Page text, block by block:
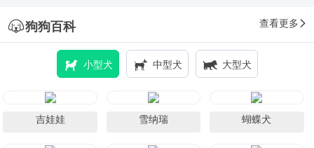
狗狗百科 查看更多
小型犬 中型犬 大型犬
吉娃娃 雪纳瑞 蝴蝶犬